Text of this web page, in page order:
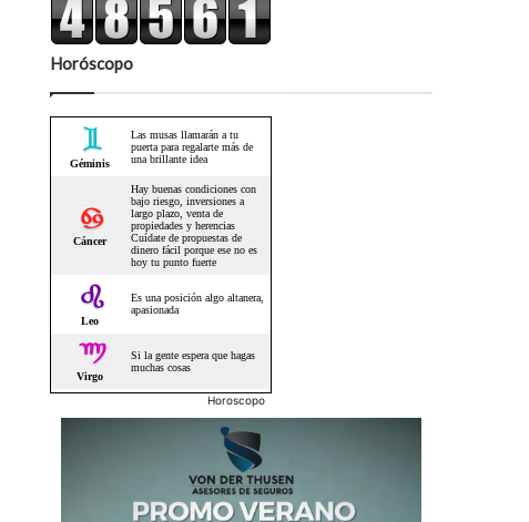
Horóscopo
Horoscopo